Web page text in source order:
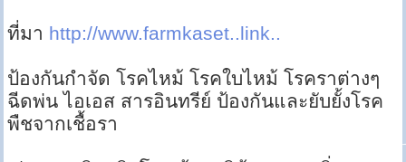
ที่มา http://www.farmkaset..link..
ป้องกันกำจัด โรคไหม้ โรคใบไหม้ โรคราต่างๆ
ฉีดพ่น ไอเอส สารอินทรีย์ ป้องกันและยับยั้งโรค
พืชจากเชื้อรา